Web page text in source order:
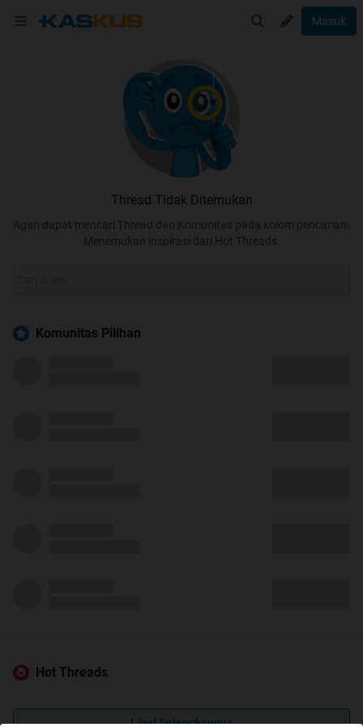
Masuk
Thread Tidak Ditemukan
Agan dapat mencari Thread dan Komunitas pada kolom pencarian.
Menemukan inspirasi dari Hot Threads.
Komunitas Pilihan
Hot Threads
Lihat Selengkapnya